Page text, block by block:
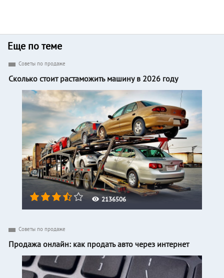
Еще по теме
2136506
Советы по продаже
Сколько стоит растаможить машину в 2026 году
Советы по продаже
Продажа онлайн: как продать авто через интернет